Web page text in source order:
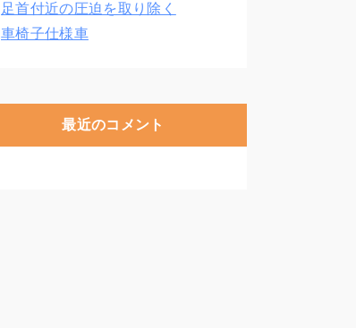
足首付近の圧迫を取り除く
車椅子仕様車
最近のコメント